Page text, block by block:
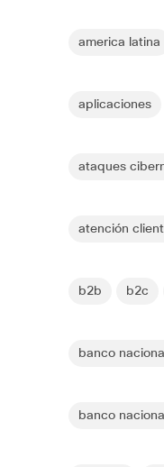
america latina
aplicaciones
ataques
atención
b2b b2c
banco
banco